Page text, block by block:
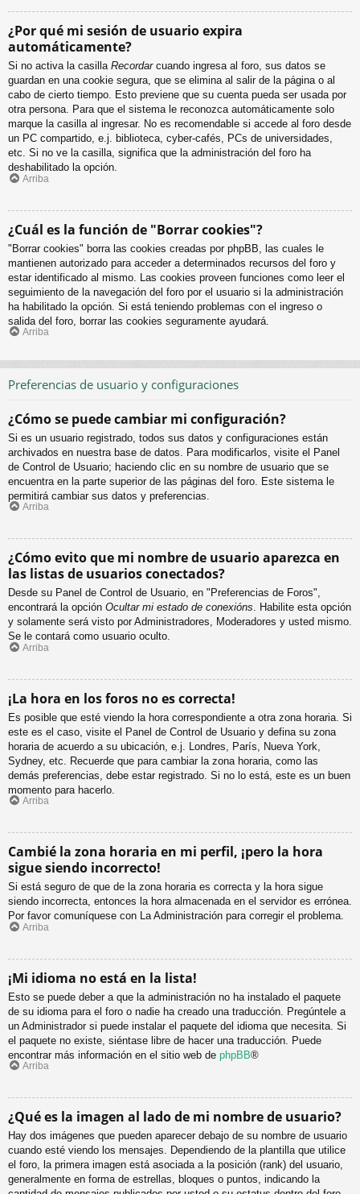
¿Por qué mi sesión de usuario expira
automáticamente?
Si no activa la casilla Recordarcuando ingresa al foro, sus datos se
guardan en una cookie segura, que se elimina al salir de la página o al
cabo de cierto tiempo. Esto previene que su cuenta pueda ser usada por
otra persona. Para que el sistema le reconozca automáticamente solo
marque la casilla al ingresar. No es recomendable si accede al foro desde
un PC compartido, e.j. biblioteca, cyber-cafés, PCs de universidades,
etc. Si no ve la casilla, significa que la administración del foro ha
deshabilitado la opción.
Arriba
¿Cuál es la función de "Borrar cookies"?
"Borrar cookies" borra las cookies creadas por phpBB, las cuales le
mantienen autorizado para acceder a determinados recursos del foro y
estar identificado al mismo. Las cookies proveen funciones como leer el
seguimiento de la navegación del foro por el usuario si la administración
ha habilitado la opción. Si está teniendo problemas con el ingreso o
salida del foro, borrar las cookies seguramente ayudará.
Arriba
Preferencias de usuario y configuraciones
¿Cómo se puede cambiar mi configuración?
Si es un usuario registrado, todos sus datos y configuraciones están
archivados en nuestra base de datos. Para modificarlos, visite el Panel
de Control de Usuario; haciendo clic en su nombre de usuario que se
encuentra en la parte superior de las páginas del foro. Este sistema le
permitirá cambiar sus datos y preferencias.
Arriba
¿Cómo evito que mi nombre de usuario aparezca en
las listas de usuarios conectados?
Desde su Panel de Control de Usuario, en "Preferencias de Foros",
encontrará la opción Ocultar mi estado de conexións. Habilite esta opción
y solamente será visto por Administradores, Moderadores y usted mismo.
Se le contará como usuario oculto.
Arriba
¡La hora en los foros no es correcta!
Es posible que esté viendo la hora correspondiente a otra zona horaria. Si
este es el caso, visite el Panel de Control de Usuario y defina su zona
horaria de acuerdo a su ubicación, e.j. Londres, París, Nueva York,
Sydney, etc. Recuerde que para cambiar la zona horaria, como las
demás preferencias, debe estar registrado. Si no lo está, este es un buen
momento para hacerlo.
Arriba
Cambié la zona horaria en mi perfil, ¡pero la hora
sigue siendo incorrecto!
Si está seguro de que de la zona horaria es correcta y la hora sigue
siendo incorrecta, entonces la hora almacenada en el servidor es errónea.
Por favor comuníquese con La Administración para corregir el problema.
Arriba
¡Mi idioma no está en la lista!
Esto se puede deber a que la administración no ha instalado el paquete
de su idioma para el foro o nadie ha creado una traducción. Pregúntele a
un Administrador si puede instalar el paquete del idioma que necesita. Si
el paquete no existe, siéntase libre de hacer una traducción. Puede
encontrar más información en el sitio web de phpBB®
Arriba
¿Qué es la imagen al lado de mi nombre de usuario?
Hay dos imágenes que pueden aparecer debajo de su nombre de usuario
cuando esté viendo los mensajes. Dependiendo de la plantilla que utilice
el foro, la primera imagen está asociada a la posición (rank) del usuario,
generalmente en forma de estrellas, bloques o puntos, indicando la